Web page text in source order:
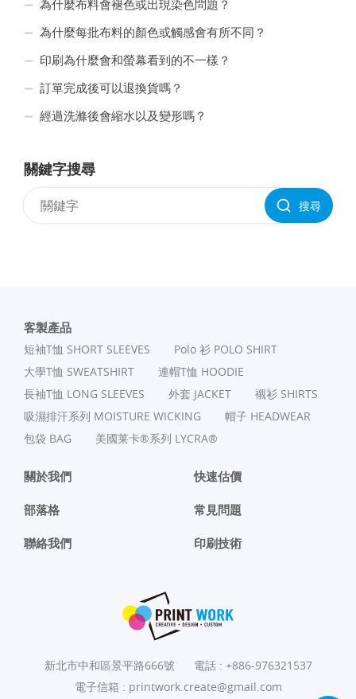
為什麼布料會褪色或出現染色問題？
為什麼每批布料的顏色或觸感會有所不同？
印刷為什麼會和螢幕看到的不一樣？
訂單完成後可以退換貨嗎？
經過洗滌後會縮水以及變形嗎？
關鍵字搜尋
搜尋
客製產品
短袖T恤 SHORT SLEEVES
Polo 衫 POLO SHIRT
⼤學T恤 SWEATSHIRT
連帽T恤 HOODIE
長袖T恤 LONG SLEEVES
外套 JACKET
襯衫 SHIRTS
吸濕排汗系列 MOISTURE WICKING
帽子 HEADWEAR
包袋 BAG
美國莱卡®系列 LYCRA®
關於我們 快速估價
部落格 常見問題
聯絡我們 印刷技術
新北市中和區景平路666號 電話 : +886-976321537
電子信箱 : printwork.create@gmail.com